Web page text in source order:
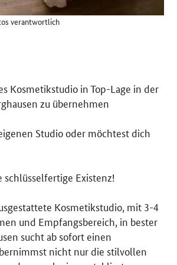
verantwortlich
Kosmetikstudio in Top-Lage in der
zu übernehmen
Studio oder möchtest dich
Existenz!
Kosmetikstudio, mit 3-4
und Empfangsbereich, in bester
sucht ab sofort einen
nicht nur die stilvollen